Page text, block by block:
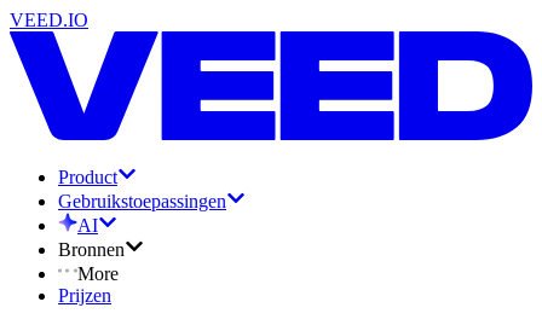
VEED.IO
Product
Gebruikstoepassingen
AI
Bronnen
More
Prijzen